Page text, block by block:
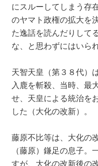
にスルーしてしまう存
のヤマト政権の拡大を
た逸話を読んだりして
な、と思わずにはいら
天智天皇（第３８代）
入鹿を斬殺、当時、最
せ、天皇による統治を
した（大化の改新）。
藤原不比等は、大化の
（藤原）鎌足の息子。
すが、大化の改新後の